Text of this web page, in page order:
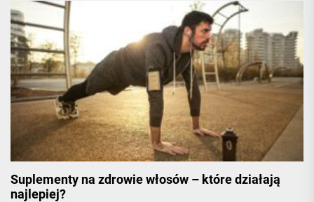
Suplementy na zdrowie włosów – które działają
najlepiej?